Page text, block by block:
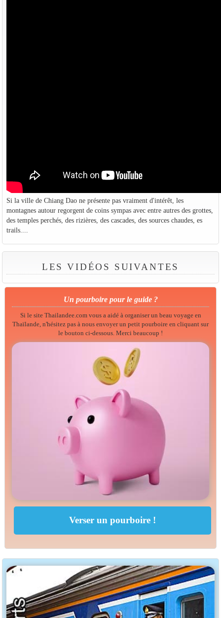
Si la ville de Chiang Dao ne présente pas vraiment d'intérêt, les
montagnes autour regorgent de coins sympas avec entre autres des grottes,
des temples perchés, des rizières, des cascades, des sources chaudes, es
trails....
LES VIDÉOS SUIVANTES
Un pourboire pour le guide ?
Si le site Thailandee.com vous a aidé à organiser un beau voyage en
Thaïlande, n'hésitez pas à nous envoyer un petit pourboire en cliquant sur
le bouton ci-dessous. Merci beaucoup !